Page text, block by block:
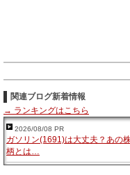
関連ブログ新着情報
→ ランキングはこちら
2026/08/08 PR
ガソリン(1691)は大丈夫？あの
柄とは…